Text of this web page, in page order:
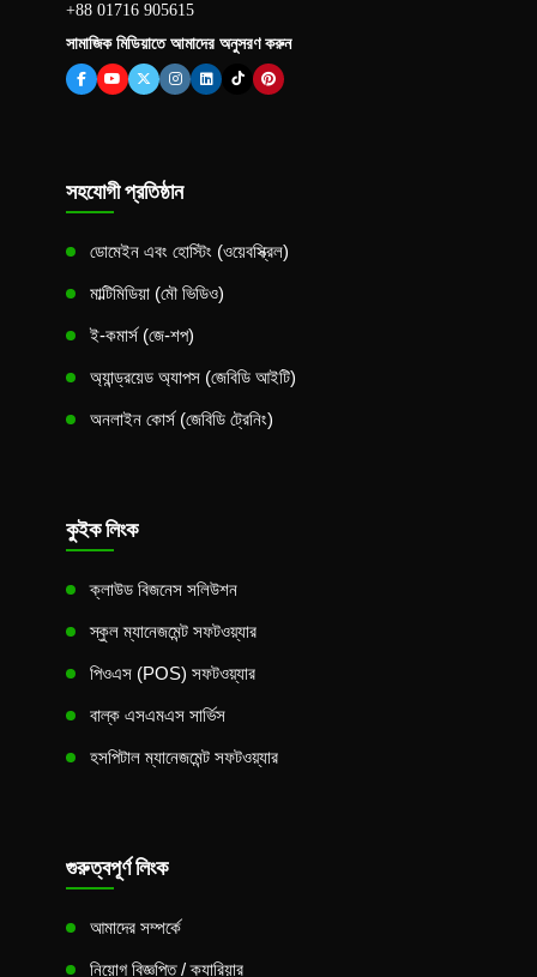
+88 01716 905615
সামাজিক মিডিয়াতে আমাদের অনুসরণ করুন
সহযোগী প্রতিষ্ঠান
ডোমেইন এবং হোস্টিং (ওয়েবস্ক্রিল)
মাল্টিমিডিয়া (মৌ ভিডিও)
ই-কমার্স (জে-শপ)
অ্যান্ড্রয়েড অ্যাপস (জেবিডি আইটি)
অনলাইন কোর্স (জেবিডি ট্রেনিং)
কুইক লিংক
ক্লাউড বিজনেস সলিউশন
স্কুল ম্যানেজমেন্ট সফটওয়্যার
পিওএস (POS) সফটওয়্যার
বাল্ক এসএমএস সার্ভিস
হসপিটাল ম্যানেজমেন্ট সফটওয়্যার
গুরুত্বপূর্ণ লিংক
আমাদের সম্পর্কে
নিয়োগ বিজ্ঞপ্তি / ক্যারিয়ার